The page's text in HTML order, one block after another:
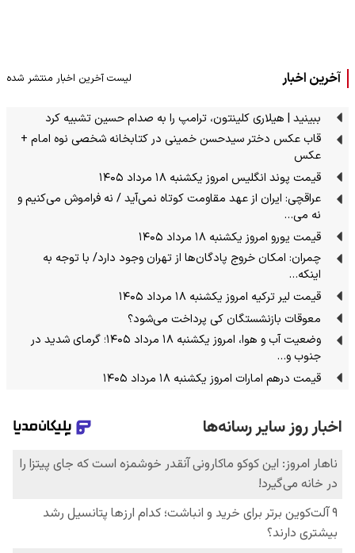
آخرین اخبار لیست آخرین اخبار منتشر شده
ببینید | هیلاری کلینتون، ترامپ را به صدام حسین تشبیه کرد
قاب عکس دختر سیدحسن خمینی در کتابخانه شخصی نوه امام +
عکس
قیمت پوند انگلیس امروز یکشنبه ۱۸ مرداد ۱۴۰۵
عراقچی: ایران از عهد مقاومت کوتاه نمی‌آید / نه فراموش می‌کنیم و
نه می…
قیمت یورو امروز یکشنبه ۱۸ مرداد ۱۴۰۵
چمران: امکان خروج پادگان‌ها از تهران وجود دارد/ با توجه به
اینکه…
قیمت لیر ترکیه امروز یکشنبه ۱۸ مرداد ۱۴۰۵
معوقات بازنشستگان کی پرداخت می‌شود؟
وضعیت آب و هوا، امروز یکشنبه ۱۸ مرداد ۱۴۰۵؛ گرمای شدید در
جنوب و…
قیمت درهم امارات امروز یکشنبه ۱۸ مرداد ۱۴۰۵